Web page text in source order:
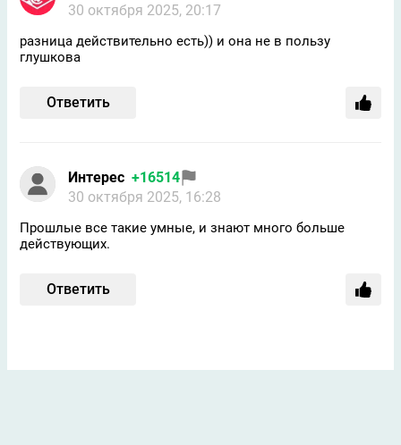
30 октября 2025, 20:17
разница действительно есть)) и она не в пользу
глушкова
Ответить
Интерес +16514
30 октября 2025, 16:28
Прошлые все такие умные, и знают много больше
действующих.
Ответить